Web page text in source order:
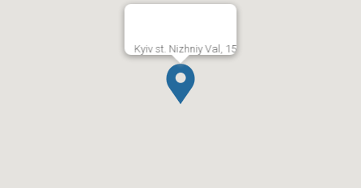
Kyiv st. Nizhniy Val, 15